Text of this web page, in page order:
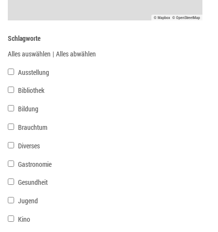
© Mapbox © OpenStreetMap
Schlagworte
Alles auswählen | Alles abwählen
Ausstellung
Bibliothek
Bildung
Brauchtum
Diverses
Gastronomie
Gesundheit
Jugend
Kino